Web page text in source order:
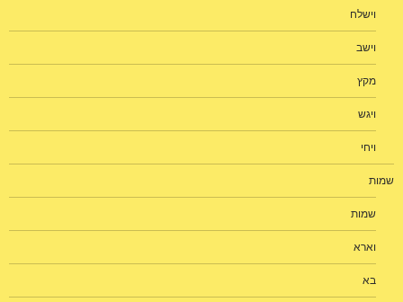
וישלח
וישב
מקץ
ויגש
ויחי
שמות
שמות
וארא
בא